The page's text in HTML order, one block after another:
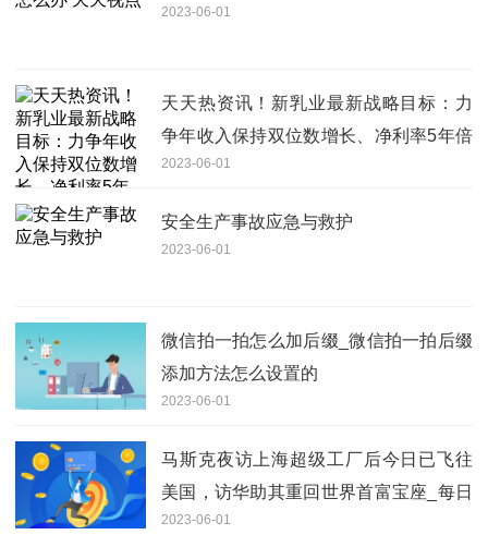
2023-06-01
天天热资讯！新乳业最新战略目标：力
争年收入保持双位数增长、净利率5年倍
增
2023-06-01
安全生产事故应急与救护
2023-06-01
微信拍一拍怎么加后缀_微信拍一拍后缀
添加方法怎么设置的
2023-06-01
马斯克夜访上海超级工厂后今日已飞往
美国，访华助其重回世界首富宝座_每日
消息
2023-06-01